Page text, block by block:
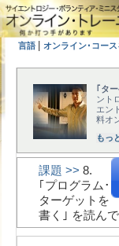
言語 オンライン･コー
｢タ
ント
エン
料オ
もっ
課題 >> 8.
｢プログラム･
ターゲットを
書く｣ を読ん